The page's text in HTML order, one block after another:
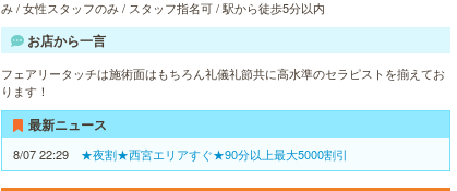
み / 女性スタッフのみ / スタッフ指名可 / 駅から徒歩5分以内
お店から一言
フェアリータッチは施術面はもちろん礼儀礼節共に高水準のセラピストを揃えてお
ります！
最新ニュース
8/07 22:29 ★夜割★西宮エリアすぐ★90分以上最大5000割引